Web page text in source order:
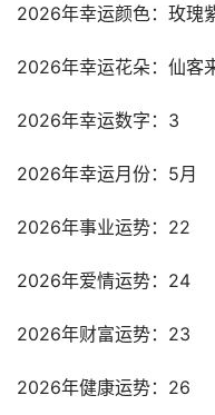
2026年幸运颜色：玫瑰
2026年幸运花朵：仙客
2026年幸运数字：3
2026年幸运月份：5月
2026年事业运势：22
2026年爱情运势：24
2026年财富运势：23
2026年健康运势：26